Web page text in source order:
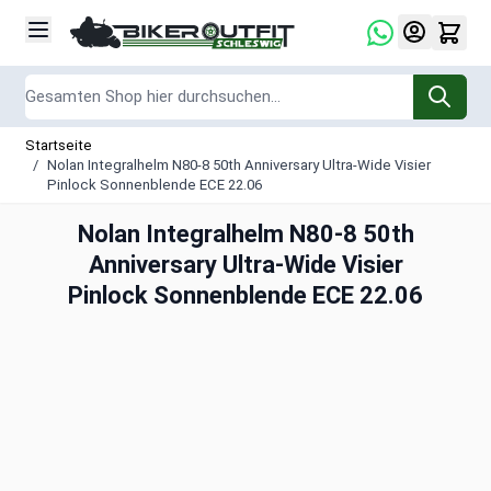
Startseite
/ Nolan Integralhelm N80-8 50th Anniversary Ultra-Wide Visier
Pinlock Sonnenblende ECE 22.06
Nolan Integralhelm N80-8 50th
Anniversary Ultra-Wide Visier
Pinlock Sonnenblende ECE 22.06